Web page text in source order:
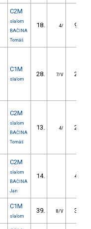
C2M
slalom
BAČINA
Tomáš
18. 4/ 90.51
C1M
slalom
28. 7/V 27.41
C2M
slalom
BAČINA
Tomáš
13. 4/ 21.50
C2M
slalom
BAČINA
Jan
14. 42.30
C1M
slalom
39. 8/V 32.10